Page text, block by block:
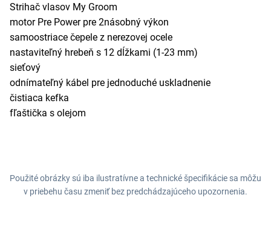
Strihač vlasov My Groom
motor Pre Power pre 2násobný výkon
samoostriace čepele z nerezovej ocele
nastaviteľný hrebeň s 12 dĺžkami (1-23 mm)
sieťový
odnímateľný kábel pre jednoduché uskladnenie
čistiaca kefka
fľaštička s olejom
Použité obrázky sú iba ilustratívne a technické špecifikácie sa môžu
v priebehu času zmeniť bez predchádzajúceho upozornenia.